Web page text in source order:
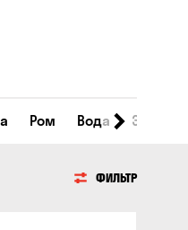
Ром Вода
ФИЛЬТР